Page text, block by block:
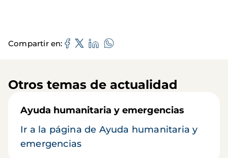
Compartir en
Otros temas de actualidad
Ayuda humanitaria y emergencias
Ir a la página de Ayuda humanitaria y
emergencias